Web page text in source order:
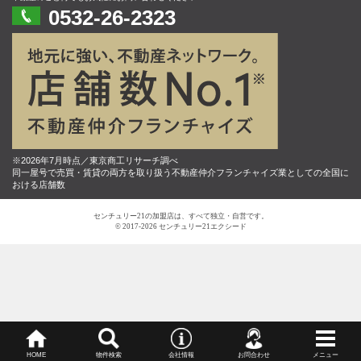
0532-26-2323
※2026年7月時点／東京商工リサーチ調べ
同一屋号で売買・賃貸の両方を取り扱う不動産仲介フランチャイズ業としての全国に
おける店舗数
センチュリー21の加盟店は、すべて独立・自営です。
© 2017-2026 センチュリー21エクシード
HOME 物件検索 会社情報 お問合わせ メニュー